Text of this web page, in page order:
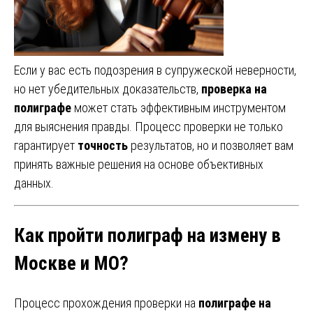
Если у вас есть подозрения в супружеской неверности,
но нет убедительных доказательств, проверка на
полиграфе может стать эффективным инструментом
для выяснения правды. Процесс проверки не только
гарантирует точность результатов, но и позволяет вам
принять важные решения на основе объективных
данных.
Как пройти полиграф на измену в
Москве и МО?
Процесс прохождения проверки на полиграфе на